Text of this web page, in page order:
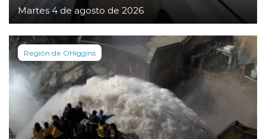
Martes 4 de agosto de 2026
Región de OHiggins